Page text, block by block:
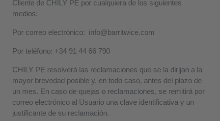
Cliente de CHILY PE por cualquiera de los siguientes
medios:
Por correo electrónico: info@barritwice.com
Por teléfono: +34 91 44 66 790
CHILY PE resolverá las reclamaciones que se la dirijan a la
mayor brevedad posible y, en todo caso, antes del plazo de
un mes. En caso de quejas o reclamaciones, se remitirá por
correo electrónico al Usuario una clave identificativa y un
justificante de su reclamación.